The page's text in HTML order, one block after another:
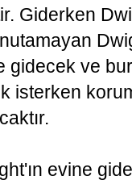
Giderken
gidecek ve
isterken
evine